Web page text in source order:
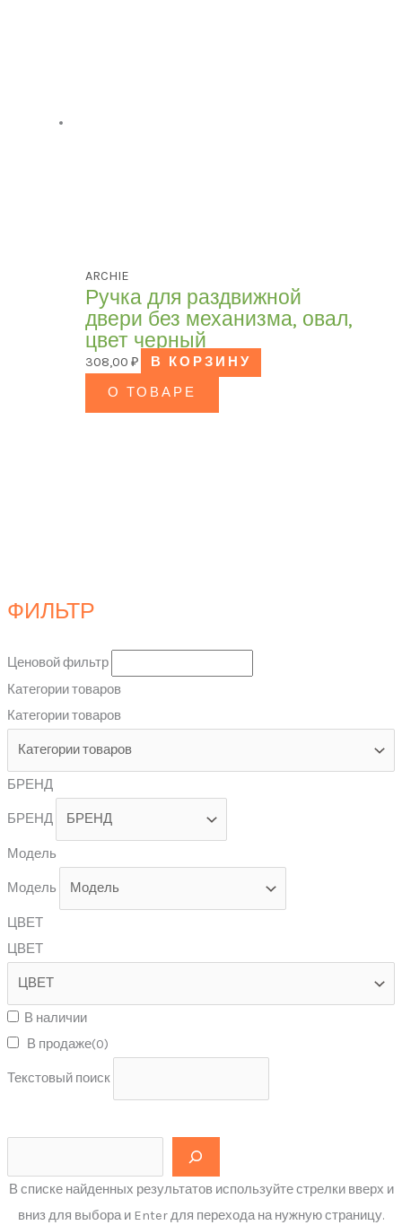
ФИЛЬТР
Ценовой фильтр
Категории товаров
Категории товаров
БРЕНД
БРЕНД
Модель
Модель
ЦВЕТ
ЦВЕТ
В наличии
В продаже(0)
Текстовый поиск
В списке найденных результатов используйте стрелки вверх и
вниз для выбора и Enter для перехода на нужную страницу.
ARCHIE
Ручка для раздвижной
двери без механизма, овал,
цвет черный
308,00₽
В КОРЗИНУ
О ТОВАРЕ